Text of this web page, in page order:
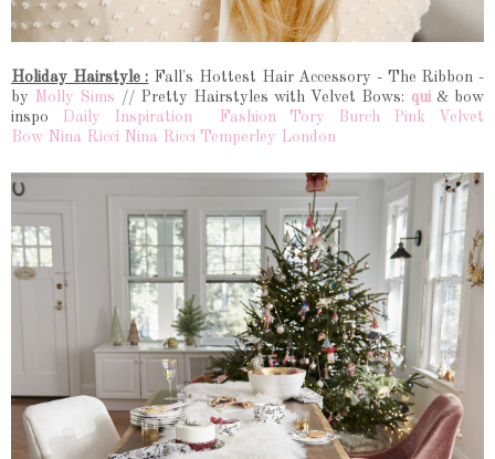
Holiday Hairstyle : Fall's Hottest Hair Accessory - The Ribbon -
by Molly Sims // Pretty Hairstyles with Velvet Bows: qui& bow
inspo Daily Inspiration Fashion Tory Burch
Pink Velvet
Bow Nina Ricci Nina Ricci Temperley London